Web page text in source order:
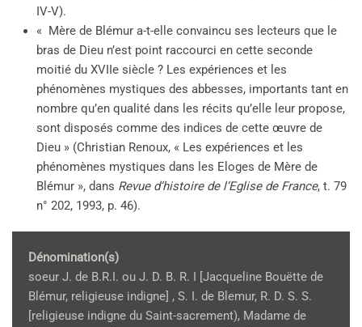
IV-V).
« Mère de Blémur a-t-elle convaincu ses lecteurs que le
bras de Dieu n’est point raccourci en cette seconde
moitié du XVIIe siècle ? Les expériences et les
phénomènes mystiques des abbesses, importants tant en
nombre qu’en qualité dans les récits qu’elle leur propose,
sont disposés comme des indices de cette œuvre de
Dieu » (Christian Renoux, « Les expériences et les
phénomènes mystiques dans les Eloges de Mère de
Blémur », dans Revue d’histoire de l’Eglise de France, t. 79
n° 202, 1993, p. 46).
Dénomination(s)
soeur J. de B.R.I. ou J. D. B. R. I [Jacqueline Bouëtte de
Blémur, religieuse indigne] , S. I. de Blemur, R. D. S. S.
[religieuse indigne du Saint-sacrement), Madame de